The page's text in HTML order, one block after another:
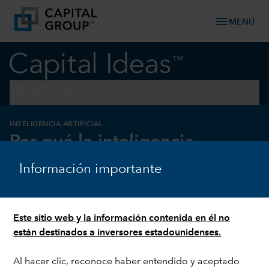
Información importante
Este sitio web y la información contenida en él no
están destinados a inversores estadounidenses.
Al hacer clic, reconoce haber entendido y aceptado
menu MENÚ
INTELIGENCIA ARTIFICIAL
Por qué la inteligencia
artificial transformará el